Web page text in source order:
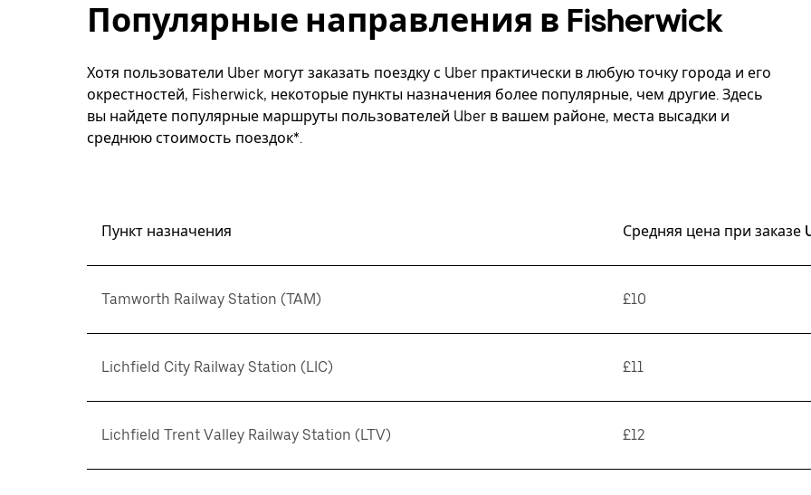
Популярные направления в Fisherwick
Хотя пользователи Uber могут заказать поездку с Uber практически в любую точку города и его
окрестностей, Fisherwick, некоторые пункты назначения более популярные, чем другие. Здесь
вы найдете популярные маршруты пользователей Uber в вашем районе, места высадки и
среднюю стоимость поездок*.
Пункт назначения Средняя цена при заказе
Tamworth Railway Station (TAM) £10
Lichfield City Railway Station (LIC) £11
Lichfield Trent Valley Railway Station (LTV) £12